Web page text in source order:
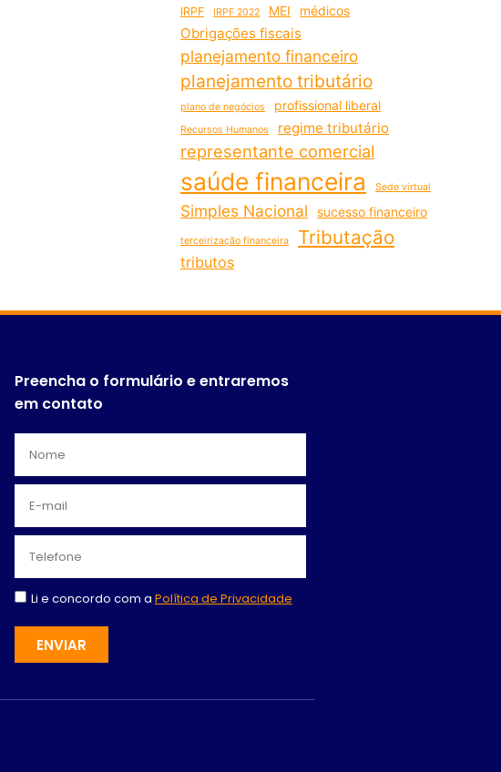
IRPF IRPF 2022 MEI médicos
Obrigações fiscais
planejamento financeiro
planejamento tributário
plano de negócios profissional liberal
Recursos Humanos regime tributário
representante comercial
saúde financeira Sede virtual
Simples Nacional sucesso financeiro
terceirização financeira Tributação
tributos
Preencha o formulário e entraremos
em contato
Li e concordo com a Política de Privacidade
ENVIAR